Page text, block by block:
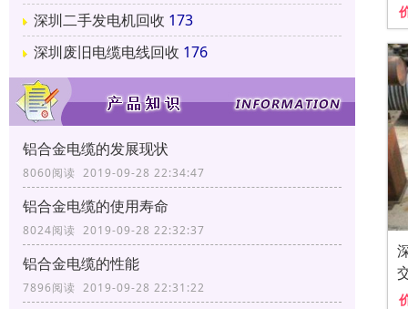
深圳二手发电机回收 173
深圳废旧电缆电线回收 176
铝合金电缆的发展现状
8060阅读 2019-09-28 22:34:47
铝合金电缆的使用寿命
8024阅读 2019-09-28 22:32:37
铝合金电缆的性能
7896阅读 2019-09-28 22:31:22